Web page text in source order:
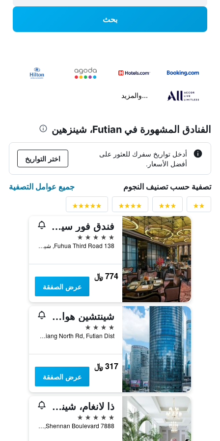
بحث
...والمزيد
الفنادق المشهورة في Futian، شينزهين
أدخل تواريخ سفرك للعثور على
أفضل الأسعار.
اختر التواريخ
تصفية حسب تصنيف النجوم جميع عوامل التصفية
فندق فور سيزونز شينزين
5 نجوم
138 Fuhua Third Road, شينزهين, الصين
774 ﷼
عرض الصفقة
شينتشين هواشيانغ بلازا هوتل
4 نجوم
No.1019, Huaqiang North Rd, Futian Dist, شينزهين, الصين
317 ﷼
عرض الصفقة
ذا لانغام، شينزين
5 نجوم
7888 Shennan Boulevard, شينزهين, الصين